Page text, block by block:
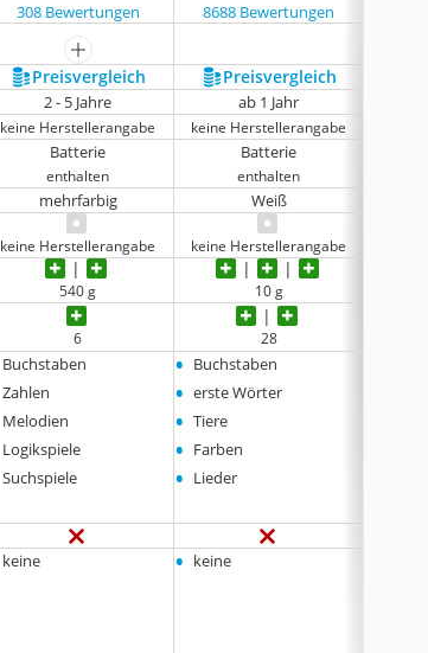
308 Bewertungen 8688 Bewertungen
mehr anzeigen
Preis­vergleich Preis­vergleich
2 - 5 Jahre ab 1 Jahr
keine Herstellerangabe keine Herstellerangabe
Batterie
enthalten
Batterie
enthalten
mehrfarbig
Weiß
keine Herstellerangabe keine Herstellerangabe
540 g 10 g
6 28
Buchstaben
Zahlen
Melodien
Logikspiele
Suchspiele
• Buchstaben
• erste Wörter
• Tiere
• Farben
• Lieder
keine • keine